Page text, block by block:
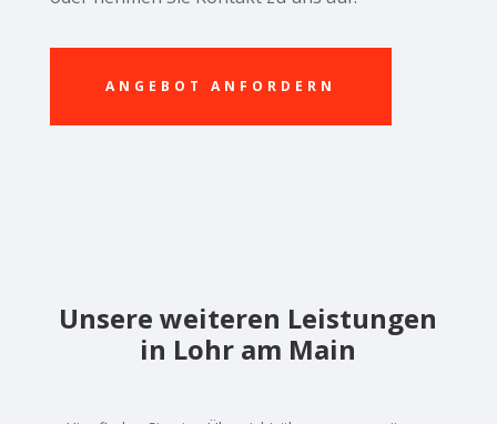
ANGEBOT ANFORDERN
Unsere weiteren Leistungen
in Lohr am Main